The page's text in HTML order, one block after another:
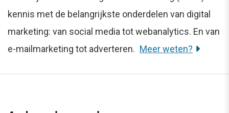
kennis met de belangrijkste onderdelen van digital
marketing: van social media tot webanalytics. En van
e-mailmarketing tot adverteren. Meer weten?